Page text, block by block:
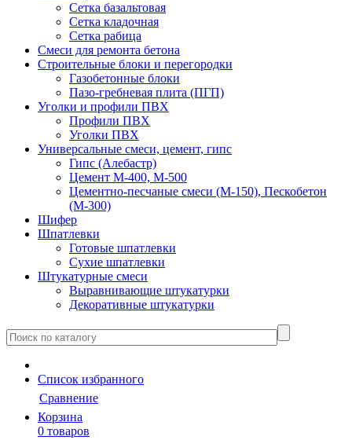
Сетка базальтовая
Сетка кладочная
Сетка рабица
Смеси для ремонта бетона
Строительные блоки и перегородки
Газобетонные блоки
Пазо-гребневая плита (ПГП)
Уголки и профили ПВХ
Профили ПВХ
Уголки ПВХ
Универсальные смеси, цемент, гипс
Гипс (Алебастр)
Цемент М-400, М-500
Цементно-песчаные смеси (М-150), Пескобетон
(М-300)
Шифер
Шпатлевки
Готовые шпатлевки
Сухие шпатлевки
Штукатурные смеси
Выравнивающие штукатурки
Декоративные штукатурки
Cписок избранного
Сравнение
Корзина
0 товаров